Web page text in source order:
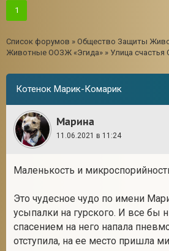
1
Список форумов » Общество Защиты
Животные ООЗЖ «Эгида» » Улица
Котенок Марик-Комарик
Марина
11.06.2021 в 11:24
Маленькость и
Это чудесное чудо по имени
усыпалки на гурского. И все бы
спасением на него напала
отступила, на ее место пришла